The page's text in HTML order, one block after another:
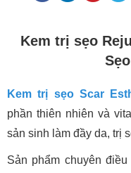
Kem trị sẹo
Kem trị sẹo Scar
phần thiên nhiên và
sản sinh làm đầy da, trị
Sản phẩm chuyên